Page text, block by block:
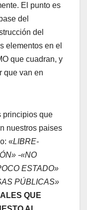
El punto es
del
del
elementos en el
que cuadran, y
que van en
principios que
nuestros paises
«LIBRE-
-«NO
ESTADO»
PÚBLICAS»
QUE